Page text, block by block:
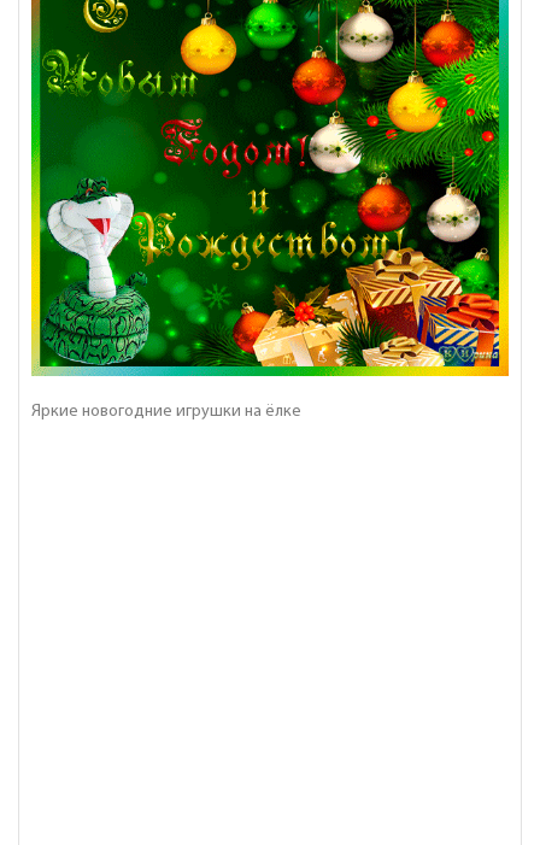
Яркие новогодние игрушки на ёлке